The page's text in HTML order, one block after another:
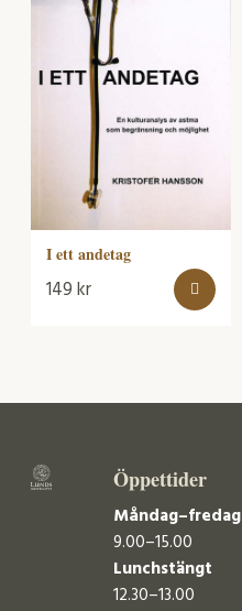
I ett andetag
149kr
Öppettider
Måndag–fredag
9.00–15.00
Lunchstängt
12.30–13.00